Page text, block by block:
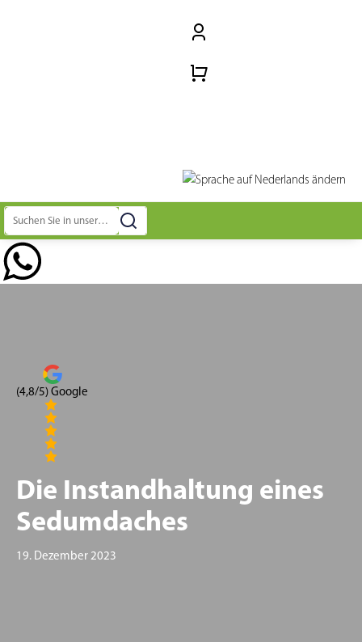
Suchen
nach:
(4,8/5) Google
Die Instandhaltung eines
Sedumdaches
19. Dezember 2023